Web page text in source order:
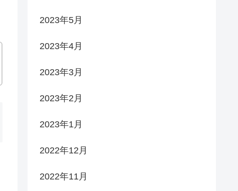
2023年5月
2023年4月
2023年3月
2023年2月
2023年1月
2022年12月
2022年11月